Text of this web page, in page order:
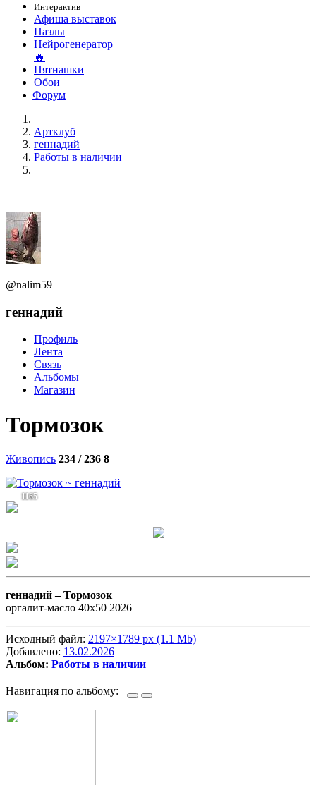
Интерактив
Афиша выставок
Пазлы
Нейрогенератор
🔥
Пятнашки
Обои
Форум
Артклуб
геннадий
Работы в наличии
@nalim59
геннадий
Профиль
Лента
Связь
Альбомы
Магазин
Тормозок
Живопись 234 / 236 8
1165
геннадий –Тормозок
оргалит-масло 40х50 2026
Исходный файл: 2197×1789 px (1.1 Mb)
Добавлено: 13.02.2026
Альбом: Работы в наличии
Навигация по альбому: